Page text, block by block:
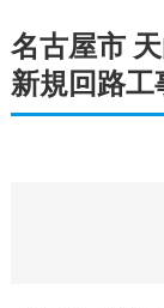
名古屋市
新規回路